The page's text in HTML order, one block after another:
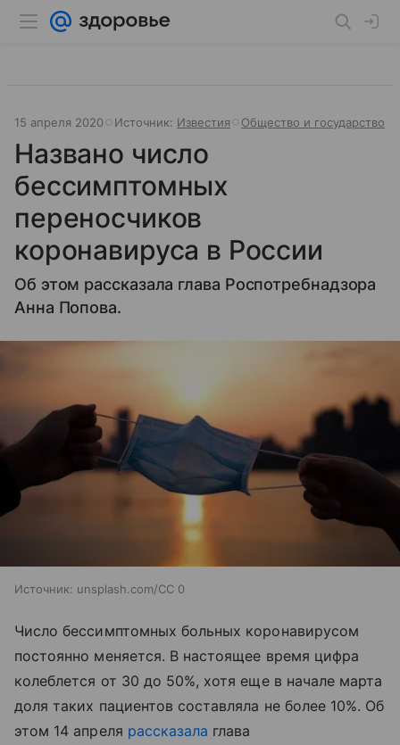
15 апреля 2020 Источник: Известия Общество и государство
Названо число
бессимптомных
переносчиков
коронавируса в России
Об этом рассказала глава Роспотребнадзора
Анна Попова.
Источник: unsplash.com/CC 0
Число бессимптомных больных коронавирусом
постоянно меняется. В настоящее время цифра
колеблется от 30 до 50%, хотя еще в начале марта
доля таких пациентов составляла не более 10%. Об
этом 14 апреля рассказала глава